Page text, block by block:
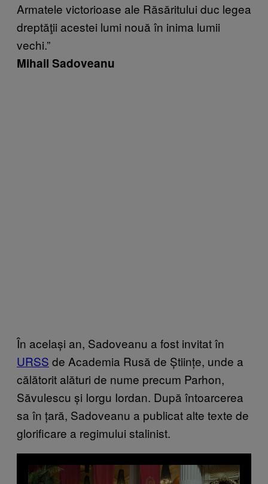
Armatele victorioase ale Răsăritului duc legea
dreptăţii acestei lumi nouă în inima lumii
vechi.”
Mihail Sadoveanu
În același an, Sadoveanu a fost invitat în
URSS de Academia Rusă de Științe, unde a
călătorit alături de nume precum Parhon,
Săvulescu și Iorgu Iordan. După întoarcerea
sa în țară, Sadoveanu a publicat alte texte de
glorificare a regimului stalinist.